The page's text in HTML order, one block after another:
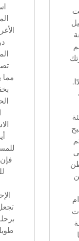
54 سم
مما
فإن